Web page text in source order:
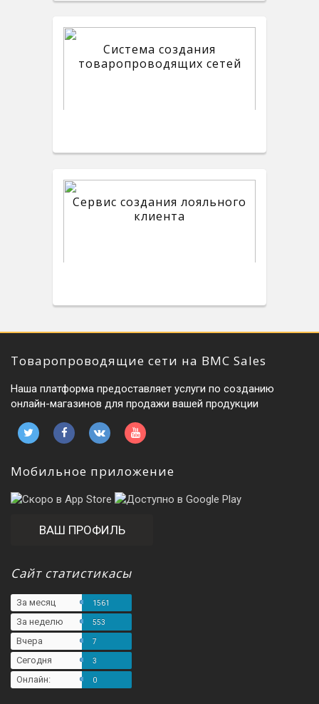
Система создания
товаропроводящих сетей
Сервис создания лояльного
клиента
Товаропроводящие сети на BMC Sales
Наша платформа предоставляет услуги по созданию
онлайн-магазинов для продажи вашей продукции
Мобильное приложение
ВАШ ПРОФИЛЬ
Сайт статистикасы
За месяц 1561
За неделю 553
Вчера 7
Сегодня 3
Онлайн: 0